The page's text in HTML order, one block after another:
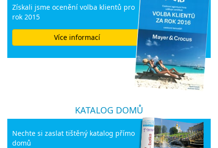
Získali jsme ocenění volba klientů pro
rok 2015
Více informací
KATALOG DOMŮ
Nechte si zaslat tištěný katalog přímo
domů